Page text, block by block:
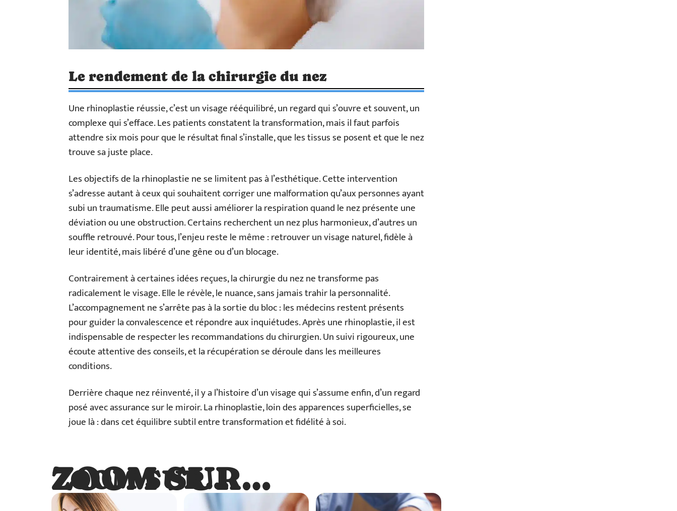
Le rendement de la chirurgie du nez
Une rhinoplastie réussie, c’est un visage rééquilibré, un regard qui s’ouvre et souvent, un
complexe qui s’efface. Les patients constatent la transformation, mais il faut parfois
attendre six mois pour que le résultat final s’installe, que les tissus se posent et que le nez
trouve sa juste place.
Les objectifs de la rhinoplastie ne se limitent pas à l’esthétique. Cette intervention
s’adresse autant à ceux qui souhaitent corriger une malformation qu’aux personnes ayant
subi un traumatisme. Elle peut aussi améliorer la respiration quand le nez présente une
déviation ou une obstruction. Certains recherchent un nez plus harmonieux, d’autres un
souffle retrouvé. Pour tous, l’enjeu reste le même : retrouver un visage naturel, fidèle à
leur identité, mais libéré d’une gêne ou d’un blocage.
Contrairement à certaines idées reçues, la chirurgie du nez ne transforme pas
radicalement le visage. Elle le révèle, le nuance, sans jamais trahir la personnalité.
L’accompagnement ne s’arrête pas à la sortie du bloc : les médecins restent présents
pour guider la convalescence et répondre aux inquiétudes. Après une rhinoplastie, il est
indispensable de respecter les recommandations du chirurgien. Un suivi rigoureux, une
écoute attentive des conseils, et la récupération se déroule dans les meilleures
conditions.
Derrière chaque nez réinventé, il y a l’histoire d’un visage qui s’assume enfin, d’un regard
posé avec assurance sur le miroir. La rhinoplastie, loin des apparences superficielles, se
joue là : dans cet équilibre subtil entre transformation et fidélité à soi.
ZOOM SUR…
ZOOM SUR…